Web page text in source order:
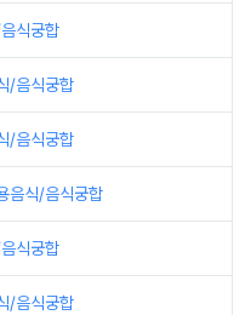
식궁합
/음식궁합
/음식궁합
음식/음식궁합
식궁합
/음식궁합